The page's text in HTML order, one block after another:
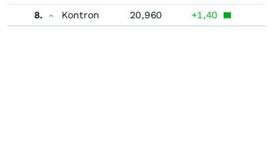
8.
Kontron 20,960 +1,40